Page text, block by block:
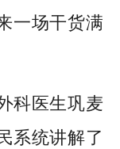
一场干货满
科医生巩麦
系统讲解了